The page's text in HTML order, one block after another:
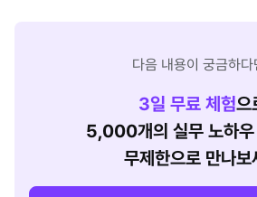
다음 내용이 궁금하다
3일 무료 체험으
5,000개의 실무 노하우
무제한으로 만나보